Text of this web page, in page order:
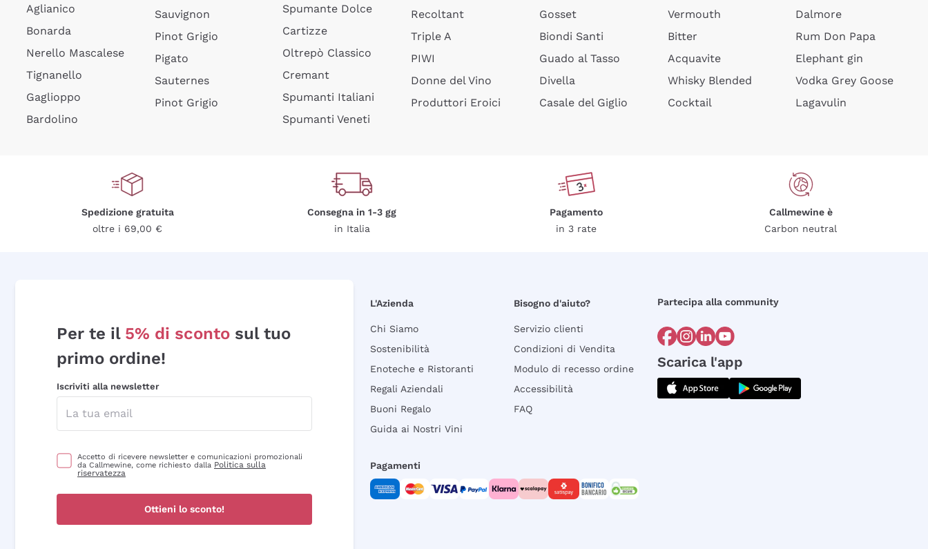
Aglianico
Bonarda
Nerello Mascalese
Tignanello
Gaglioppo
Bardolino
Sauvignon
Pinot Grigio
Pigato
Sauternes
Pinot Grigio
Spumante Dolce
Cartizze
Oltrepò Classico
Cremant
Spumanti Italiani
Spumanti Veneti
Recoltant
Triple A
PIWI
Donne del Vino
Produttori Eroici
Gosset
Biondi Santi
Guado al Tasso
Divella
Casale del Giglio
Vermouth
Bitter
Acquavite
Whisky Blended
Cocktail
Dalmore
Rum Don Papa
Elephant gin
Vodka Grey Goose
Lagavulin
Spedizione gratuita
oltre i 69,00 €
Consegna in 1-3 gg
in Italia
Pagamento
in 3 rate
Callmewine è
Carbon neutral
Per te il 5% di sconto sul tuo
primo ordine!
Iscriviti alla newsletter
Accetto di ricevere newsletter e comunicazioni promozionali
da Callmewine, come richiesto dalla Politica sulla
riservatezza
Ottieni lo sconto!
L'Azienda
Chi Siamo
Sostenibilità
Enoteche e Ristoranti
Regali Aziendali
Buoni Regalo
Guida ai Nostri Vini
Bisogno d'aiuto?
Servizio clienti
Condizioni di Vendita
Modulo di recesso ordine
Accessibilità
FAQ
Partecipa alla community
Scarica l'app
Pagamenti